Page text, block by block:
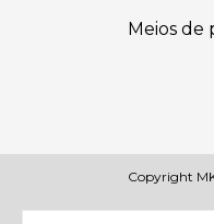
Meios de
Copyright